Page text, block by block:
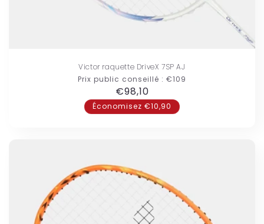
Victor raquette DriveX 7SP AJ
Prix public conseillé : €109
Prix
habituel
€98,10
Économisez €10,90